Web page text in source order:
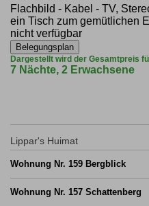
Flachbild - Kabel - TV,
ein Tisch zum gemütlichen
nicht verfügbar
Belegungsplan
Dargestellt wird der Gesamtpreis
7 Nächte, 2 Erwachsene
Lippar's Huimat
Wohnung Nr. 159 Bergblick
Wohnung Nr. 157 Schattenberg